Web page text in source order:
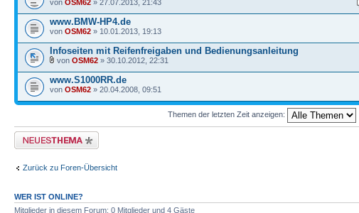
von OSM62 » 27.07.2013, 21:43
www.BMW-HP4.de
von OSM62 » 10.01.2013, 19:13
Infoseiten mit Reifenfreigaben und Bedienungsanleitung
von OSM62 » 30.10.2012, 22:31
www.S1000RR.de
von OSM62 » 20.04.2008, 09:51
Themen der letzten Zeit anzeigen:
Neues Thema erstellen
Zurück zu Foren-Übersicht
WER IST ONLINE?
Mitglieder in diesem Forum: 0 Mitglieder und 4 Gäste